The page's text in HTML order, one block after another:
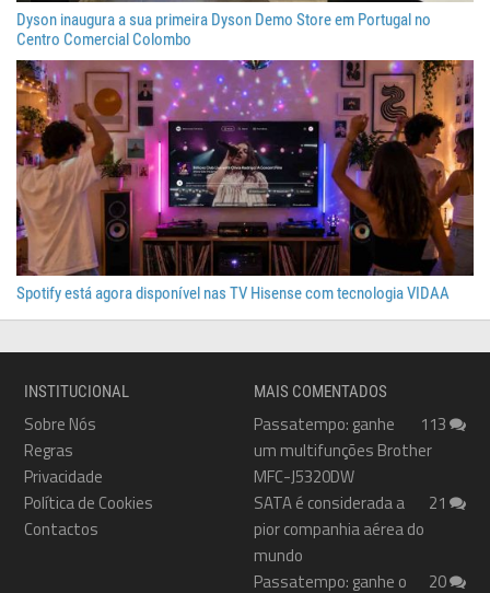
Dyson inaugura a sua primeira Dyson Demo Store em Portugal no
Centro Comercial Colombo
Spotify está agora disponível nas TV Hisense com tecnologia VIDAA
INSTITUCIONAL
Sobre Nós
Regras
Privacidade
Política de Cookies
Contactos
MAIS COMENTADOS
113
Passatempo: ganhe
um multifunções Brother
MFC-J5320DW
21
SATA é considerada a
pior companhia aérea do
mundo
20
Passatempo: ganhe o